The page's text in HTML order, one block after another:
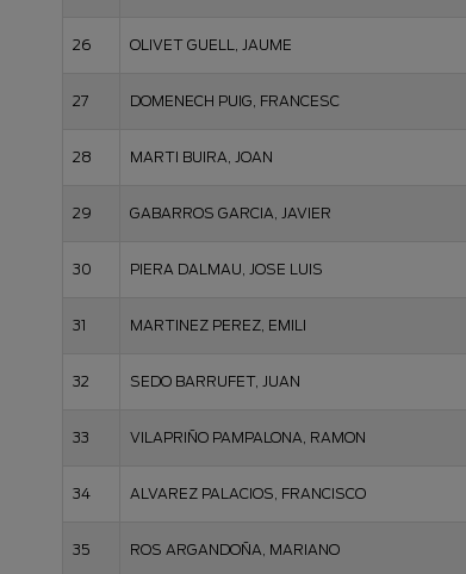
26 OLIVET GUELL, JAUME
27 DOMENECH PUIG, FRANCESC
28 MARTI BUIRA, JOAN
29 GABARROS GARCIA, JAVIER
30 PIERA DALMAU, JOSE LUIS
31 MARTINEZ PEREZ, EMILI
32 SEDO BARRUFET, JUAN
33 VILAPRIÑO PAMPALONA, RAMON
34 ALVAREZ PALACIOS, FRANCISCO
35 ROS ARGANDOÑA, MARIANO